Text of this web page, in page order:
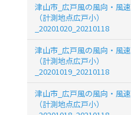
津山市_広戸風の風向・風速
（計測地点広戸小）
_20201020_20210118
津山市_広戸風の風向・風速
（計測地点広戸小）
_20201019_20210118
津山市_広戸風の風向・風速
（計測地点広戸小）